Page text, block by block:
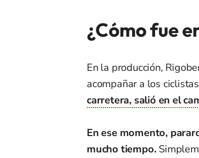
¿Cómo fue
En la producción,
acompañar a los
carretera, salió en el
En ese momento,
mucho tiempo.